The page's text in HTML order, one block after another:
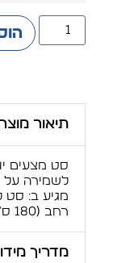
תיאור
לשמירה על
רחב (180 ס"מ).
מדריך